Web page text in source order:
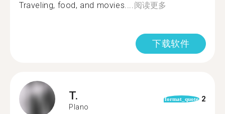
Traveling, food, and movies....阅读更多
下载软件
T.
Plano
format_quote 2